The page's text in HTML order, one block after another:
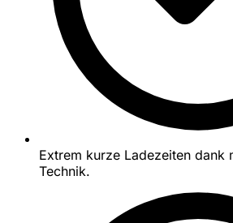
Extrem kurze Ladezeiten dank
Technik.